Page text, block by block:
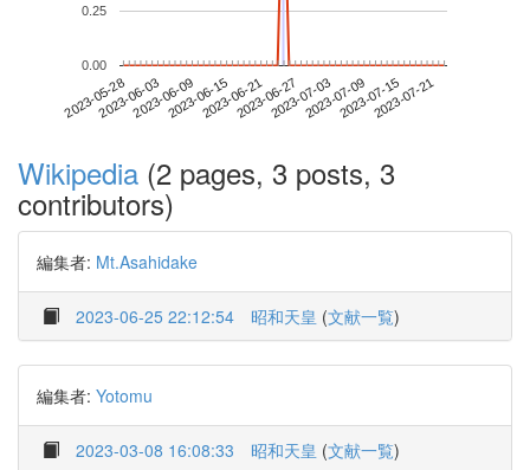
2023-05-282023-06-032023-06-092023-06-152023-06-212023-06-272023-07-032023-07-092023-07-152023-07-21
0.00
0.25
Wikipedia (2 pages, 3 posts, 3
contributors)
編集者: Mt.Asahidake
2023-06-25 22:12:54 昭和天皇 (文献一覧)
編集者: Yotomu
2023-03-08 16:08:33 昭和天皇 (文献一覧)